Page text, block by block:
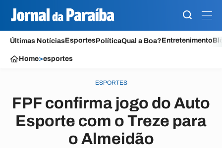
Últimas NotíciasEsportesPolíticaQual a Boa?Entretenimento
Home>esportes
ESPORTES
FPF confirma jogo do Auto
Esporte com o Treze para
o Almeidão